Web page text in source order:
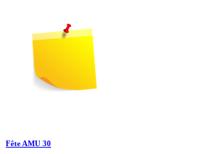
Fête AMU 30